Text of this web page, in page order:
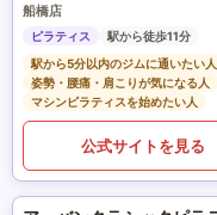
船橋店
ピラティス
駅から徒歩11分
駅から5分以内のジムに通いたい人
姿勢・腰痛・肩こりが気になる人
マシンピラティスを始めたい人
公式サイトを見る